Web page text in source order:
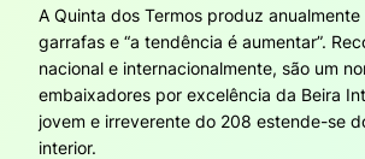
A Quinta dos Termos produz
garrafas e “a tendência é aumentar”.
nacional e internacionalmente, são um
embaixadores por excelência da Beira
jovem e irreverente do 208 estende-se
interior.